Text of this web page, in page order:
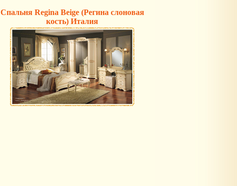
Спальня Regina Beige (Регина слоновая
кость) Италия